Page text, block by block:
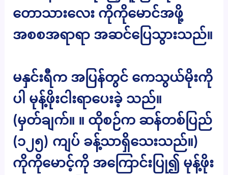
တောသားလေး ကိုကိုမောင်အဖို့
အစစအရာရာ အဆင်ပြေသွားသည်။
မနှင်းရီက အပြန်တွင် ကေသွယ်မိုးကို
ပါ မုန့်ဖိုးငါးရာပေးခဲ့ သည်။
(မှတ်ချက်။ ။ ထိုစဉ်က ဆန်တစ်ပြည်
(၁၂၅) ကျပ် ခန့်သာရှိသေးသည်။)
ကိုကိုမောင့်ကို အကြောင်းပြု၍ မုန့်ဖိုး